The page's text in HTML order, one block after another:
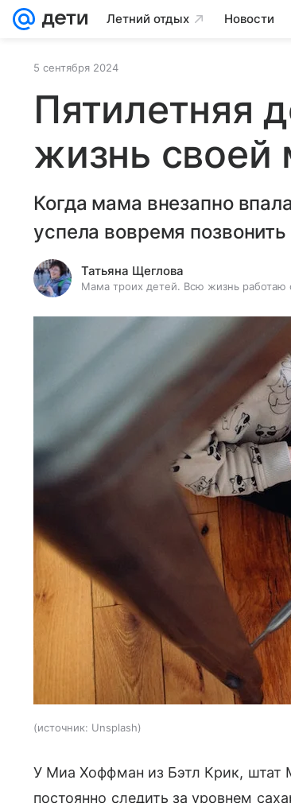
Летний отдых Новости
5 сентября 2024
Пятилетняя
жизнь своей
Когда мама внезапно
успела вовремя позвонить
Татьяна Щеглова
Мама троих детей. Всю жизнь
источник: Unsplash
У Миа Хоффман из Бэтл Крик, штат
постоянно следить за уровнем